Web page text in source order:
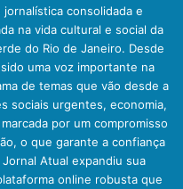
consolidada e
na vida cultural e social da
do Rio de Janeiro. Desde
uma voz importante na
de temas que vão desde a
sociais urgentes, economia,
por um compromisso
o que garante a confiança
Atual expandiu sua
online robusta que